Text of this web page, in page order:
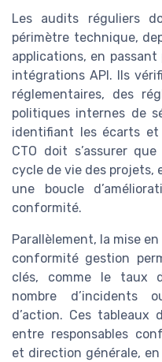
Les audits réguliers
périmètre technique,
applications, en
intégrations API. Ils
réglementaires, des
politiques internes de
identifiant les écarts et
CTO doit s’assurer
cycle de vie des
une boucle
conformité.
Parallèlement, la mise
conformité gestion
clés, comme le taux
nombre d’incidents
d’action. Ces
entre responsables
et direction générale,